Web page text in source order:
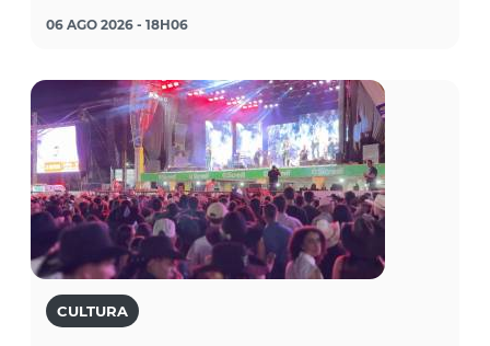
06 AGO 2026 - 18H06
CULTURA